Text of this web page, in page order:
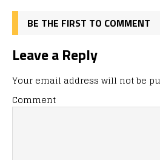
BE THE FIRST TO COMMENT
Leave a Reply
Your email address will not be
Comment